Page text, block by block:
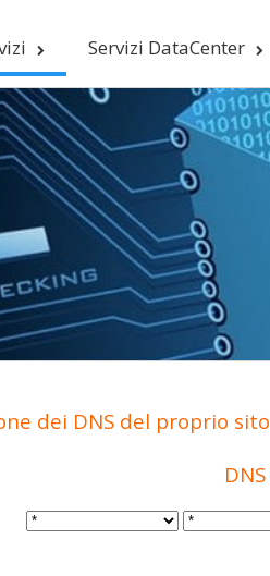
Servizi DataCenter
dei DNS del proprio